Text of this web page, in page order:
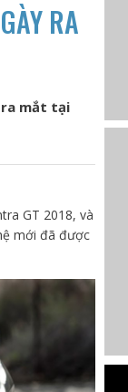
RA
ra mắt tại
GT 2018, và
mới đã được